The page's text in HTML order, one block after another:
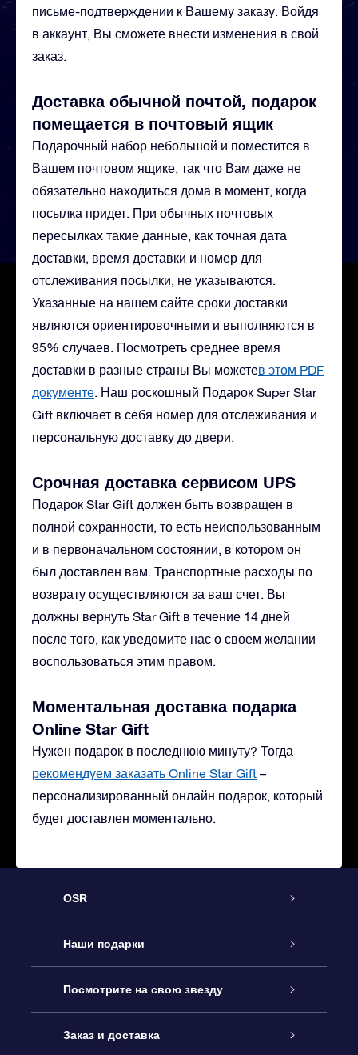
письме-подтверждении к Вашему заказу. Войдя
в аккаунт, Вы сможете внести изменения в свой
заказ.
Доставка обычной почтой, подарок
помещается в почтовый ящик
Подарочный набор небольшой и поместится в
Вашем почтовом ящике, так что Вам даже не
обязательно находиться дома в момент, когда
посылка придет. При обычных почтовых
пересылках такие данные, как точная дата
доставки, время доставки и номер для
отслеживания посылки, не указываются.
Указанные на нашем сайте сроки доставки
являются ориентировочными и выполняются в
95% случаев. Посмотреть среднее время
доставки в разные страны Вы можетев этом PDF
документе. Наш роскошный Подарок Super Star
Gift включает в себя номер для отслеживания и
персональную доставку до двери.
Срочная доставка сервисом UPS
Подарок Star Gift должен быть возвращен в
полной сохранности, то есть неиспользованным
и в первоначальном состоянии, в котором он
был доставлен вам. Транспортные расходы по
возврату осуществляются за ваш счет. Вы
должны вернуть Star Gift в течение 14 дней
после того, как уведомите нас о своем желании
воспользоваться этим правом.
Моментальная доставка подарка
Online Star Gift
Нужен подарок в последнюю минуту? Тогда
рекомендуем заказать Online Star Gift –
персонализированный онлайн подарок, который
будет доставлен моментально.
OSR
Обслуживание
Как с нами связаться
Блог
Наши подарки
Онлайн подарок Online Star Gift
Подарочный набор OSR
Посмотрите на свою звезду
Звездный реестр
Заказ и доставка